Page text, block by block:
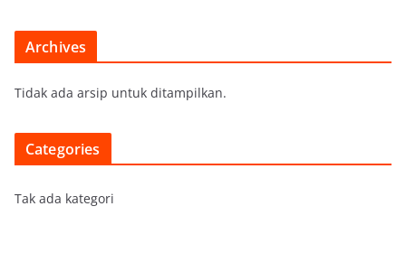
Archives
Tidak ada arsip untuk ditampilkan.
Categories
Tak ada kategori